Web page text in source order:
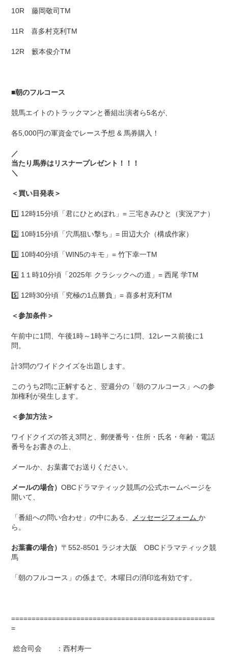
10R 藤岡敬司TM
11R 喜多村克利TM
12R 籔本俊介TM
■朝のフルコース
競馬エイトのトラックマンと番組出演者ら5名が、
各5,000円の軍資金でレース予想 & 馬券購入！
／
当たり馬券はリスナープレゼント！！！
＼
＜買い目発表＞
1️⃣ 12時15分頃「君にひとめぼれ」= 三宅きみひと（実況アナ）
2️⃣ 10時15分頃「穴馬狙い撃ち」= 田辺大介（構成作家）
3️⃣ 10時40分頃「WIN5のキモ」= 竹下幸一TM
4️⃣ 1１時10分頃「2025年 クラシックへの道」= 西尾 学TM
5️⃣ 12時30分頃「究極の1点勝負」= 喜多村克利TM
＜参加条件＞
午前中に1問、午後1時～1時半ごろに1問、12レース前後に1
問。
計3問のワイドクイズを出題します。
このうち2問に正解すると、翌週分の「朝のフルコース」への参
加権利が発生します。
＜参加方法＞
ワイドクイズの答え3問と、郵便番号・住所・氏名・年齢・電話
番号をお書きの上、
メールか、お葉書でお送りください。
メールの場合）OBCドラマティック競馬の公式ホームページを
開いて、
「番組への問い合わせ」の中にある、 メッセージフォームか
ら。
お葉書の場合） 〒552-8501 ラジオ大阪 OBCドラマティック競
馬
「朝のフルコース」の係まで。木曜日の消印迄有効です。
==================================================
=
総合司会 ：西村寿一